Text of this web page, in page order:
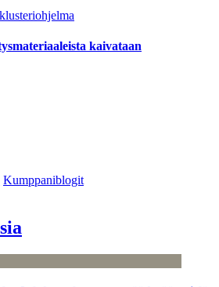
kaivataan
Kumppaniblogit